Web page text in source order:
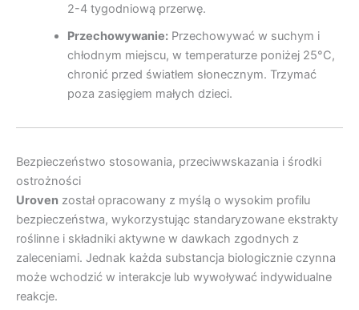
2-4 tygodniową przerwę.
Przechowywanie:Przechowywać w suchym i
chłodnym miejscu, w temperaturze poniżej 25°C,
chronić przed światłem słonecznym. Trzymać
poza zasięgiem małych dzieci.
Bezpieczeństwo stosowania, przeciwwskazania i środki
ostrożności
Uroven został opracowany z myślą o wysokim profilu
bezpieczeństwa, wykorzystując standaryzowane ekstrakty
roślinne i składniki aktywne w dawkach zgodnych z
zaleceniami. Jednak każda substancja biologicznie czynna
może wchodzić w interakcje lub wywoływać indywidualne
reakcje.